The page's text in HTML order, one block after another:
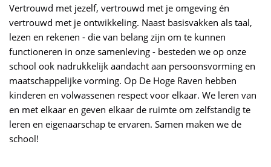
Vertrouwd met jezelf, vertrouwd met je omgeving én
vertrouwd met je ontwikkeling. Naast basisvakken als taal,
lezen en rekenen - die van belang zijn om te kunnen
functioneren in onze samenleving - besteden we op onze
school ook nadrukkelijk aandacht aan persoonsvorming en
maatschappelijke vorming. Op De Hoge Raven hebben
kinderen en volwassenen respect voor elkaar. We leren van
en met elkaar en geven elkaar de ruimte om zelfstandig te
leren en eigenaarschap te ervaren. Samen maken we de
school!